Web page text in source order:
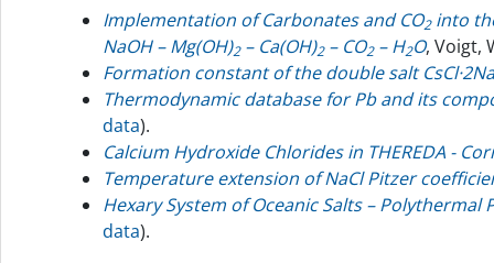
Implementation of Carbonates and CO2into
NaOH – Mg(OH)2– Ca(OH)2– CO2– H2O, Voigt,
Formation constant of the double salt
Thermodynamic database for Pb and its
data).
Calcium Hydroxide Chlorides in THEREDA -
Temperature extension of NaCl Pitzer
Hexary System of Oceanic Salts –
data).